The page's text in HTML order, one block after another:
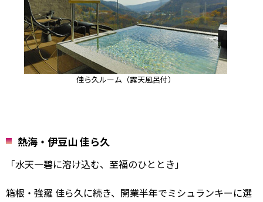
佳ら久ルーム（露天風呂付）
熱海・伊豆山 佳ら久
「水天一碧に溶け込む、至福のひととき」
箱根・強羅 佳ら久に続き、開業半年でミシュランキーに選